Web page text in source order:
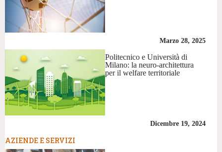
Marzo 28, 2025
Politecnico e Università di
Milano: la neuro-architettura
per il welfare territoriale
Dicembre 19, 2024
AZIENDE E SERVIZI